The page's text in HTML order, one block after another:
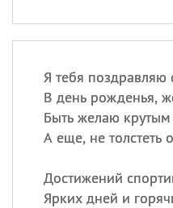
Я тебя поздравляю
В день рожденья,
Быть желаю
А еще, не толстеть
Достижений
Ярких дней и